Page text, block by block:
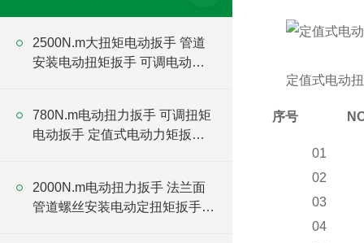
2500N.m大扭矩电动扳手 管道
安装电动扭矩扳手 可调电动扳
780N.m电动扭力扳手 可调扭矩
电动扳手 定值式电动力矩扳手
2000N.m电动扭力扳手 法兰面
管道螺丝安装电动定扭矩扳手厂
定值式电动
序号
01
02
03
04